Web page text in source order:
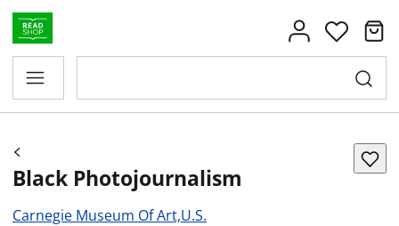
Black Photojournalism
Carnegie Museum Of Art,U.S.